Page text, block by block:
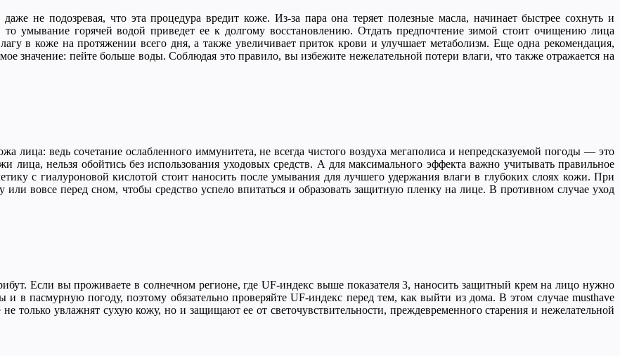
не подозревая, что эта процедура вредит коже. Из-за пара она теряет полезные масла, начинает быстрее сохнуть и
умывание горячей водой приведет ее к долгому восстановлению. Отдать предпочтение зимой стоит очищению лица
в коже на протяжении всего дня, а также увеличивает приток крови и улучшает метаболизм. Еще одна рекомендация,
значение: пейте больше воды. Соблюдая это правило, вы избежите нежелательной потери влаги, что также отражается на
ведь сочетание ослабленного иммунитета, не всегда чистого воздуха мегаполиса и непредсказуемой погоды — это
лица, нельзя обойтись без использования уходовых средств. А для максимального эффекта важно учитывать правильное
с гиалуроновой кислотой стоит наносить после умывания для лучшего удержания влаги в глубоких слоях кожи. При
вовсе перед сном, чтобы средство успело впитаться и образовать защитную пленку на лице. В противном случае уход
Если вы проживаете в солнечном регионе, где UF-индекс выше показателя 3, наносить защитный крем на лицо нужно
в пасмурную погоду, поэтому обязательно проверяйте UF-индекс перед тем, как выйти из дома. В этом случае musthave
не только увлажнят сухую кожу, но и защищают ееот светочувствительности, преждевременного старения и нежелательной